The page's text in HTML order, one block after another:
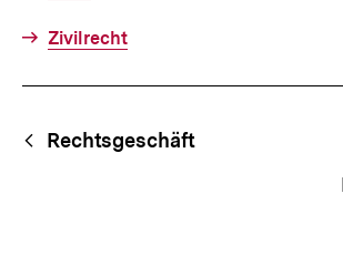
Zivilrecht
Begriffsnavigation
Content-
Navigation
Rechtsgeschäft